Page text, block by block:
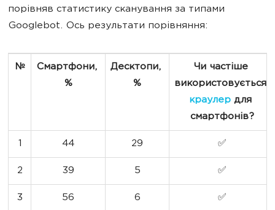
порівняв статистику сканування за типами
Googlebot. Ось результати порівняння:
№
Смартфони,
%
Десктопи,
%
Чи частіше
використовується
краулер для
смартфонів?
1 44 29 ✅
2 39 5 ✅
3 56 6 ✅